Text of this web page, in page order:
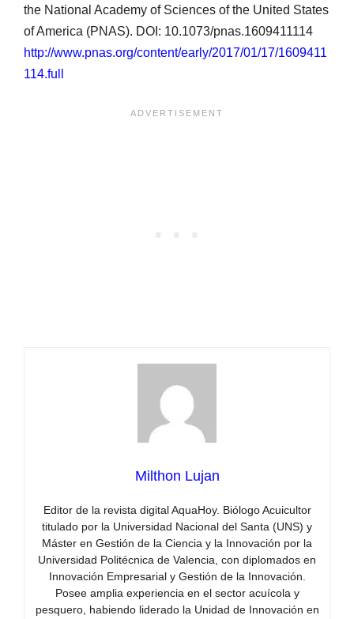
the National Academy of Sciences of the United States
of America (PNAS). DOI: 10.1073/pnas.1609411114
http://www.pnas.org/content/early/2017/01/17/1609411
114.full
Milthon Lujan
Editor de la revista digital AquaHoy. Biólogo Acuicultor
titulado por la Universidad Nacional del Santa (UNS) y
Máster en Gestión de la Ciencia y la Innovación por la
Universidad Politécnica de Valencia, con diplomados en
Innovación Empresarial y Gestión de la Innovación.
Posee amplia experiencia en el sector acuícola y
pesquero, habiendo liderado la Unidad de Innovación en